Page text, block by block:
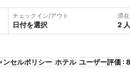
チェックイン/アウト
日付を選択
滞
2
ンセルポリシー ホテル ユーザー評価 :